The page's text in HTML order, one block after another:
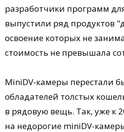
разработчики программ
выпустили ряд продуктов
освоение которых не
стоимость не превышала
MiniDV-камеры перестали
обладателей толстых
в рядовую вещь. Так, уже к
на недорогие miniDV-